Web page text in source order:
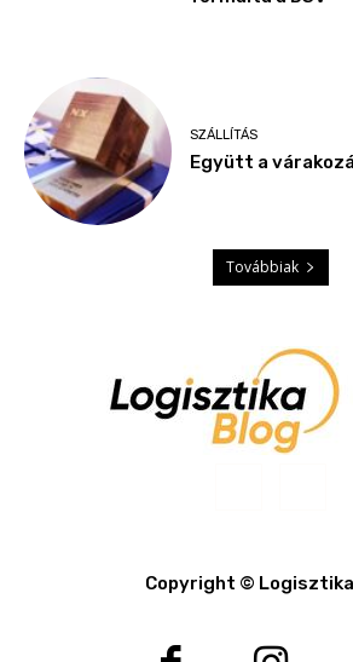
SZÁLLÍTÁS
Együtt a
Továbbiak
Copyright ©